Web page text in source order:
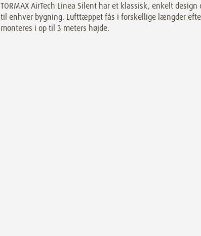
TORMAX AirTech Linea Silent har et klassisk, enkelt design
til enhver bygning. Lufttæppet fås i forskellige længder
monteres i op til 3 meters højde.